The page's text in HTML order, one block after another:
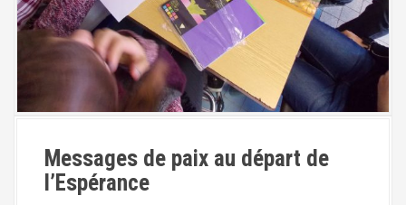
Messages de paix au départ de
l’Espérance